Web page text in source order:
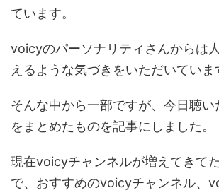
ています。
voicyのパーソナリティさんからは
えるような気づきをいただいていま
そんな中から一部ですが、今日聴
をまとめたものを記事にしました。
現在voicyチャンネルが増えてきて
で、おすすめのvoicyチャンネル、